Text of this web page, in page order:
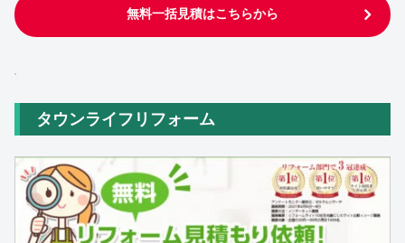
無料一括見積はこちらから
タウンライフリフォーム